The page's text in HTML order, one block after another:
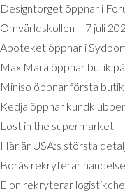
Designtorget öppnar i
Omvärldskollen – 7 juli
Apoteket öppnar i
Max Mara öppnar butik
Miniso öppnar första
Kedja öppnar
Lost in the supermarket
Här är USA:s största
Borås rekryterar
Elon rekryterar